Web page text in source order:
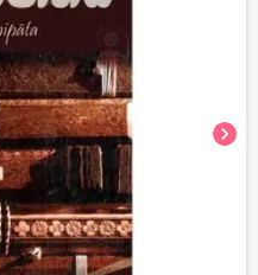
chevron_right